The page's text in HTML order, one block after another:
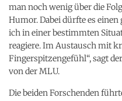
man noch wenig über die
Humor. Dabei dürfte es
ich in einer bestimmten
reagiere. Im Austausch mit
Fingerspitzengefühl“, sagt
von der MLU.
Die beiden Forschenden